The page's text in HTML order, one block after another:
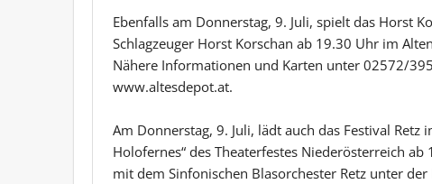
Ebenfalls am Donnerstag, 9. Juli, spielt das Horst
Schlagzeuger Horst Korschan ab 19.30 Uhr im
Nähere Informationen und Karten unter 02572/
www.altesdepot.at.
Am Donnerstag, 9. Juli, lädt auch das Festival
Holofernes“ des Theaterfestes Niederösterreich
mit dem Sinfonischen Blasorchester Retz unter